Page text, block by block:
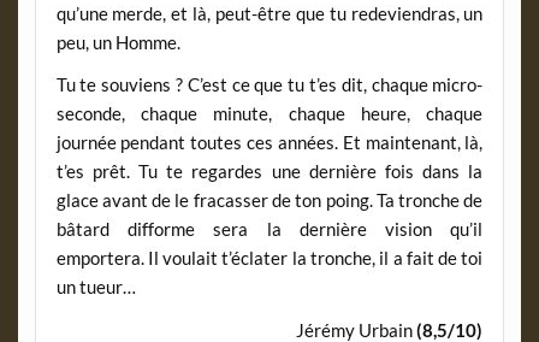
qu’une merde, et là, peut-être que tu redeviendras, un
peu, un Homme.
Tu te souviens ? C’est ce que tu t’es dit, chaque micro-
seconde, chaque minute, chaque heure, chaque
journée pendant toutes ces années. Et maintenant, là,
t’es prêt. Tu te regardes une dernière fois dans la
glace avant de le fracasser de ton poing. Ta tronche de
bâtard difforme sera la dernière vision qu’il
emportera. Il voulait t’éclater la tronche, il a fait de toi
un tueur…
Jérémy Urbain(8,5/10)